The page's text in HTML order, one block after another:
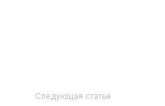
Следующая статья